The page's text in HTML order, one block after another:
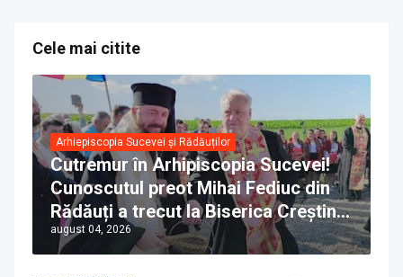
Cele mai citite
Arhiepiscopia Sucevei și Rădăuților
Cutremur în Arhipiscopia Sucevei!
Cunoscutul preot Mihai Fediuc din
Rădăuți a trecut la Biserica Creștină
Ortodoxă Valahă. ÎPS Calinic anunță
că îi pregătește judecata canonică
august 04, 2026